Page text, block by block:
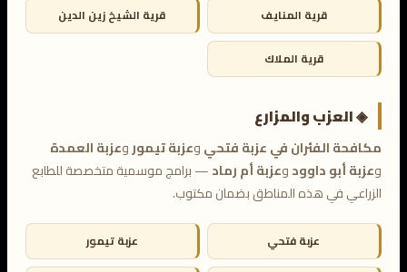
قرية المنايف قرية الشيخ زين الدين
قرية الملاك
◈ العزب والمزارع
مكافحة الفئران في عزبة فتحيوعزبة تيموروعزبة العمدة
وعزبة أبو داوودوعزبة أم رماد— برامج موسمية متخصصة للطابع
الزراعي في هذه المناطق بضمان مكتوب.
عزبة فتحي عزبة تيمور